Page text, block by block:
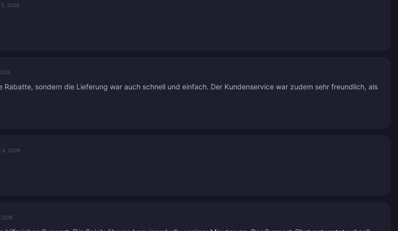
5, 2026
Rabatte, sondern die Lieferung war auch schnell und einfach. Der Kundenservice war zudem sehr freundlich, als
4, 2026